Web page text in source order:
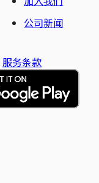
公司新闻
服务条款